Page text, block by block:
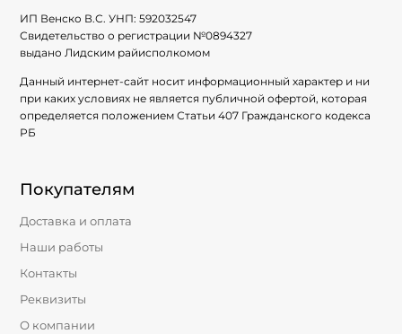
ИП Венско В.С. УНП:592032547
Свидетельство о регистрации №0894327
выдано Лидским райисполкомом
Данный интернет-сайт носит информационный характер и ни
при каких условиях не является публичной офертой, которая
определяется положением Статьи 407 Гражданского кодекса
РБ
Покупателям
Доставка и оплата
Наши работы
Контакты
Реквизиты
О компании